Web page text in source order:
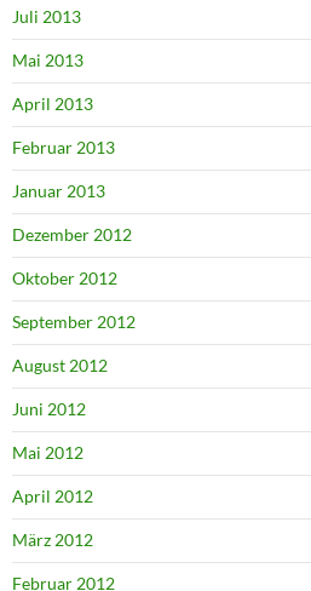
Juli 2013
Mai 2013
April 2013
Februar 2013
Januar 2013
Dezember 2012
Oktober 2012
September 2012
August 2012
Juni 2012
Mai 2012
April 2012
März 2012
Februar 2012